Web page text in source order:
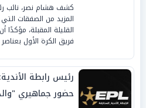
كشف هشام نصر، نائب
المزيد من الصفقات التي
القليلة المقبلة،
فريق الكرة الأول
رئيس رابطة
حضور جماهيري